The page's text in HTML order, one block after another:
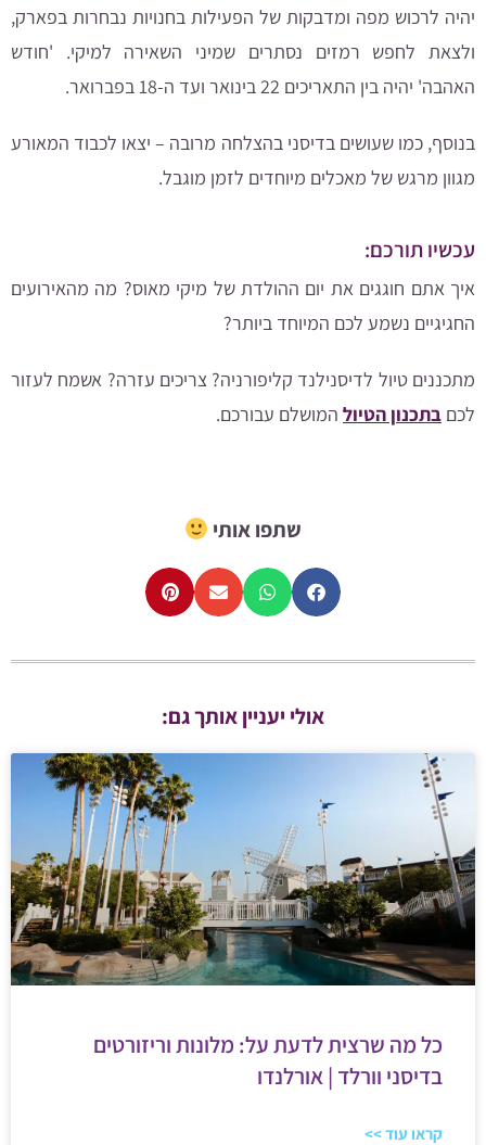
יהיה לרכוש מפה ומדבקות של הפעילות בחנויות נבחרות בפארק,
ולצאת לחפש רמזים נסתרים שמיני השאירה למיקי. 'חודש
האהבה' יהיה בין התאריכים 22 בינואר ועד ה-18 בפברואר.
בנוסף, כמו שעושים בדיסני בהצלחה מרובה – יצאו לכבוד המאורע
מגוון מרגש של מאכלים מיוחדים לזמן מוגבל.
עכשיו תורכם:
איך אתם חוגגים את יום ההולדת של מיקי מאוס? מה מהאירועים
החגיגיים נשמע לכם המיוחד ביותר?
מתכננים טיול לדיסנילנד קליפורניה? צריכים עזרה? אשמח לעזור
לכם בתכנון הטיולהמושלם עבורכם.
שתפו אותי
אולי יעניין אותך גם:
כל מה שרצית לדעת על: מלונות וריזורטים
בדיסני וורלד | אורלנדו
קראו עוד >>